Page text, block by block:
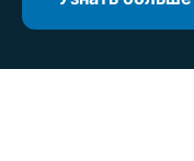
Узнать больше